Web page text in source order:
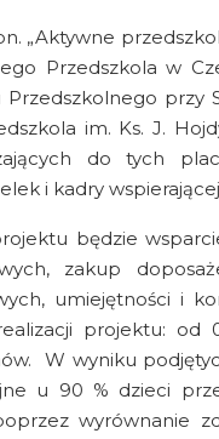
„Aktywne
Przedszkola w
Przedszkolnego
im. Ks. J.
do tych
i kadry
będzie
zakup
umiejętności i
projektu: od
W wyniku
u 90 % dzieci
wyrównanie